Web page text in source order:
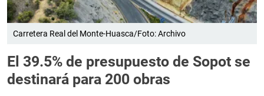
Carretera Real del Monte-Huasca/Foto: Archivo
El 39.5% de presupuesto de Sopot se
destinará para 200 obras